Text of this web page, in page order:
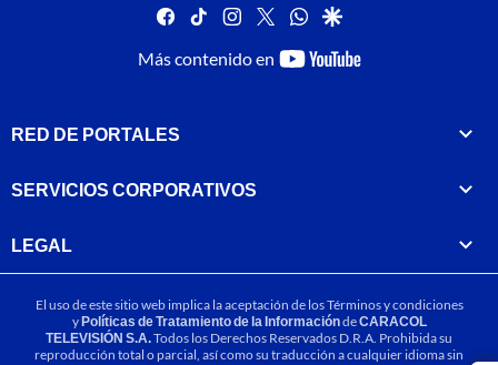
facebook
tiktok instagram
twitterwhatsapp
google
Más contenido en
youtube-
RED DE PORTALES
SERVICIOS CORPORATIVOS
LEGAL
El uso de este sitio web implica la aceptación de losTérminos y condiciones
yPolíticas de Tratamiento de la InformacióndeCARACOL
TELEVISIÓN S.A.Todos los Derechos Reservados D.R.A. Prohibida su
reproducción total o parcial, así como su traducción a cualquier idioma sin